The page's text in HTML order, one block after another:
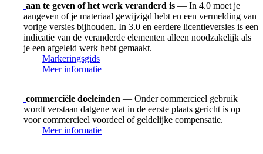
aan te geven of het werk veranderd is — In 4.0 moet je
aangeven of je materiaal gewijzigd hebt en een vermelding van
vorige versies bijhouden. In 3.0 en eerdere licentieversies is een
indicatie van de veranderde elementen alleen noodzakelijk als
je een afgeleid werk hebt gemaakt.
Markeringsgids
Meer informatie
commerciële doeleinden — Onder commercieel gebruik
wordt verstaan datgene wat in de eerste plaats gericht is op
voor commercieel voordeel of geldelijke compensatie.
Meer informatie